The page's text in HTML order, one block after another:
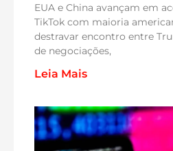
EUA e China avançam em
TikTok com maioria
destravar encontro entre
de negociações,
Leia Mais